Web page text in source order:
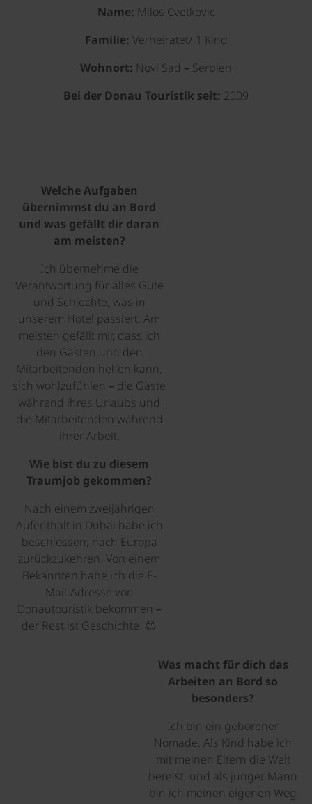
Name: Milos Cvetkovic
Familie: Verheiratet/ 1 Kind
Wohnort: Novi Sad – Serbien
Bei der Donau Touristik seit: 2009
Welche Aufgaben
übernimmst du an Bord
und was gefällt dir daran
am meisten?
Ich übernehme die
Verantwortung für alles Gute
und Schlechte, was in
unserem Hotel passiert. Am
meisten gefällt mir, dass ich
den Gästen und den
Mitarbeitenden helfen kann,
sich wohlzufühlen – die Gäste
während ihres Urlaubs und
die Mitarbeitenden während
ihrer Arbeit.
Wie bist du zu diesem
Traumjob gekommen?
Nach einem zweijährigen
Aufenthalt in Dubai habe ich
beschlossen, nach Europa
zurückzukehren. Von einem
Bekannten habe ich die E-
Mail-Adresse von
Donautouristik bekommen –
der Rest ist Geschichte. 😊
Was macht für dich das
Arbeiten an Bord so
besonders?
Ich bin ein geborener
Nomade. Als Kind habe ich
mit meinen Eltern die Welt
bereist, und als junger Mann
bin ich meinen eigenen Weg